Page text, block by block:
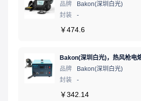
品牌
Bakon(深圳白光)
封装
-
￥474.6
品牌
Bakon(深圳白光)
封装
-
￥342.14